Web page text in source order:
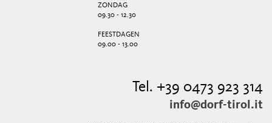
ZONDAG
09.30 - 12.30
FEESTDAGEN
09.00 - 13.00
Tel. +39 0473 923 314
info@dorf-tirol.it